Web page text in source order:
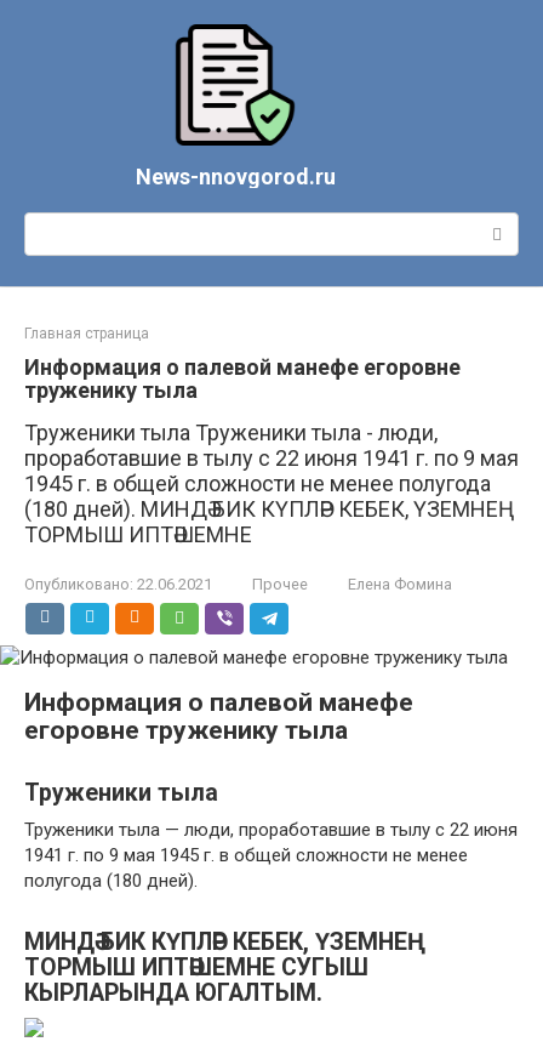
News-nnovgorod.ru
Поиск:
Главная страница
Информация о палевой манефе егоровне
труженику тыла
Труженики тыла Труженики тыла - люди,
проработавшие в тылу с 22 июня 1941 г. по 9 мая
1945 г. в общей сложности не менее полугода
(180 дней). МИНДӘ БИК КҮПЛӘР КЕБЕК, ҮЗЕМНЕҢ
ТОРМЫШ ИПТӘШЕМНЕ
Опубликовано: 22.06.2021 Прочее Елена Фомина
Информация о палевой манефе
егоровне труженику тыла
Труженики тыла
Труженики тыла — люди, проработавшие в тылу с 22 июня
1941 г. по 9 мая 1945 г. в общей сложности не менее
полугода (180 дней).
МИНДӘ БИК КҮПЛӘР КЕБЕК, ҮЗЕМНЕҢ
ТОРМЫШ ИПТӘШЕМНЕ СУГЫШ
КЫРЛАРЫНДА ЮГАЛТЫМ.